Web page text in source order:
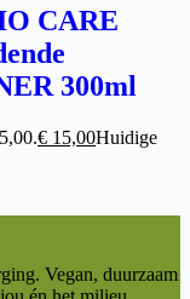
CARE
300ml
€ 15,00Huidige
Vegan, duurzaam